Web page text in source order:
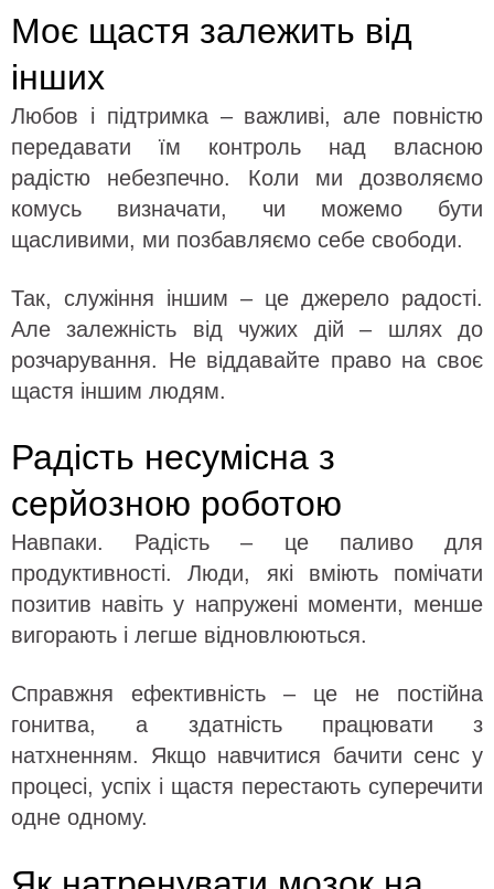
Моє щастя залежить від
інших
Любов і підтримка – важливі, але повністю
передавати їм контроль над власною
радістю небезпечно. Коли ми дозволяємо
комусь визначати, чи можемо бути
щасливими, ми позбавляємо себе свободи.
Так, служіння іншим – це джерело радості.
Але залежність від чужих дій – шлях до
розчарування. Не віддавайте право на своє
щастя іншим людям.
Радість несумісна з
серйозною роботою
Навпаки. Радість – це паливо для
продуктивності. Люди, які вміють помічати
позитив навіть у напружені моменти, менше
вигорають і легше відновлюються.
Справжня ефективність – це не постійна
гонитва, а здатність працювати з
натхненням. Якщо навчитися бачити сенс у
процесі, успіх і щастя перестають суперечити
одне одному.